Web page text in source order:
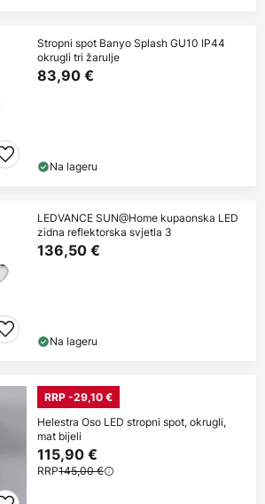
Stropni spot Banyo Splash GU10 IP44
okrugli tri žarulje
83,90 €
Na lageru
LEDVANCE SUN@Home kupaonska LED
zidna reflektorska svjetla 3
136,50 €
Na lageru
RRP -29,10 €
Helestra Oso LED stropni spot, okrugli,
mat bijeli
115,90 €
RRP145,00 €